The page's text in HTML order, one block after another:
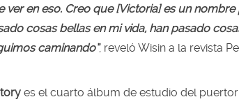
ver en eso. Creo que [Victoria] es un
cosas bellas en mi vida, han pasado
caminando”, reveló Wisin a la revista
es el cuarto álbum de estudio del